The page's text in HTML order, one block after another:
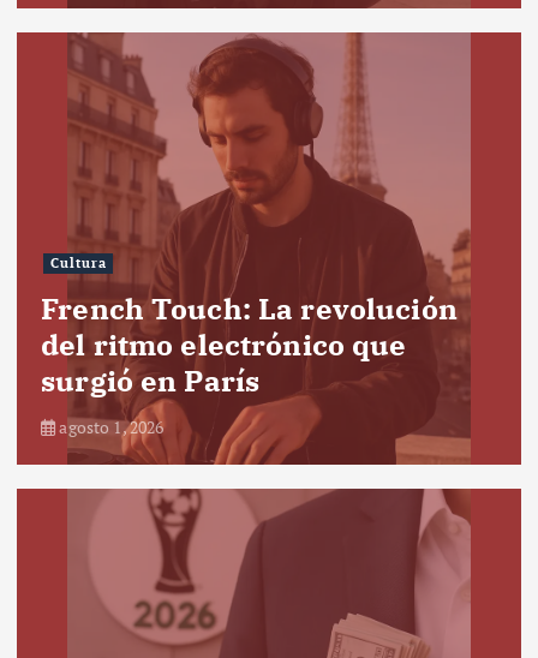
Cultura
French Touch: La revolución
del ritmo electrónico que
surgió en París
agosto 1, 2026